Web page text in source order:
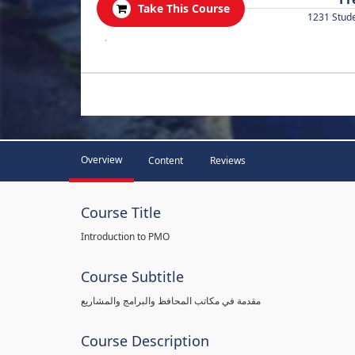
Take This Course
1231
.
Overview Content Reviews
Course Title
Introduction to PMO
Course Subtitle
مقدمة في مكاتب المحافظ والبرامج والمشاريع
Course Description